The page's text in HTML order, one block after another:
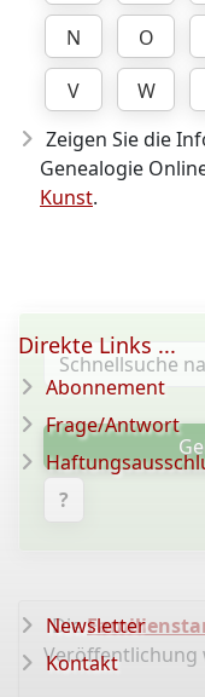
N
O
V
W
Zeigen Sie die
Genealogie
Kunst.
?
Die
Veröffentlichung
Direkte Links ...
Abonnement
Frage/Antwort
Newsletter
Kontakt